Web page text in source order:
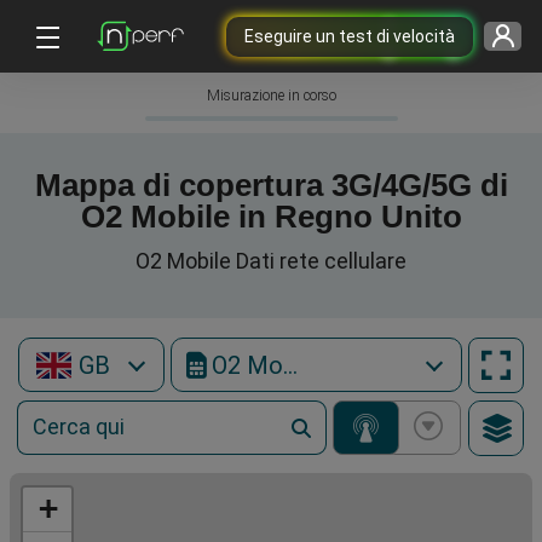
Eseguire un test di velocità
Misurazione in corso
Mappa di copertura 3G/4G/5G di
O2 Mobile in Regno Unito
O2 Mobile Dati rete cellulare
GB O2 Mobile
+